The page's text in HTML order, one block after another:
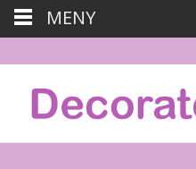
MENY